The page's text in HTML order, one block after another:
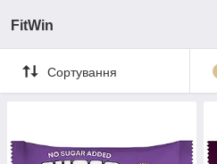
FitWin
Сортування